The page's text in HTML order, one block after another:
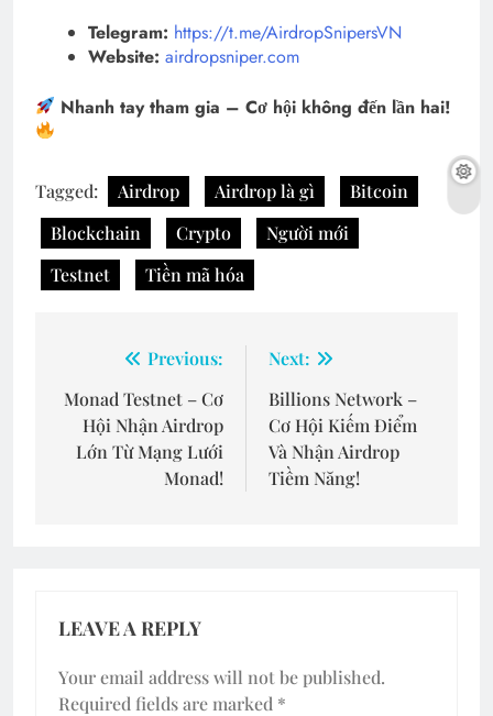
Telegram: https://t.me/AirdropSnipersVN
Website: airdropsniper.com
Nhanh tay tham gia – Cơ hội không đến lần hai!
Tagged: Airdrop Airdrop là gì
Bitcoin
Blockchain
Crypto
Người mới
Testnet
Tiền mã hóa
navigation
Previous:
Monad Testnet – Cơ
Hội Nhận Airdrop
Lớn Từ Mạng Lưới
Monad!
Next:
Billions Network –
Cơ Hội Kiếm Điểm
Và Nhận Airdrop
Tiềm Năng!
LEAVE A REPLY
Your email address will not be published.
Required fields are marked *